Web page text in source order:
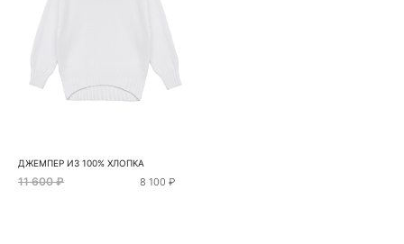
ДЖЕМПЕР ИЗ 100% ХЛОПКА
11 600 ₽ 8 100 ₽